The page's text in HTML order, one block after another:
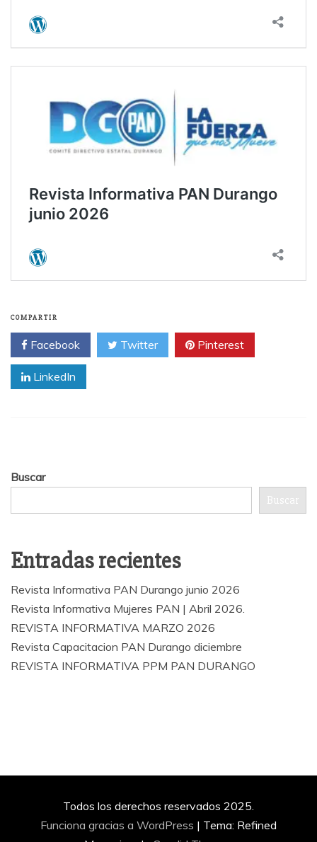
COMPARTIR
Facebook Twitter Pinterest
LinkedIn
Buscar
Buscar
Entradas recientes
Revista Informativa PAN Durango junio 2026
Revista Informativa Mujeres PAN | Abril 2026.
REVISTA INFORMATIVA MARZO 2026
Revista Capacitacion PAN Durango diciembre
REVISTA INFORMATIVA PPM PAN DURANGO
Todos los derechos reservados 2025.
Funciona gracias a WordPress | Tema: Refined